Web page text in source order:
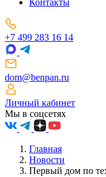
Контакты
+7 499 283 16 14
dom@benpan.ru
Личный кабинет
Мы в соцсетях
Главная
Новости
Первый дом по